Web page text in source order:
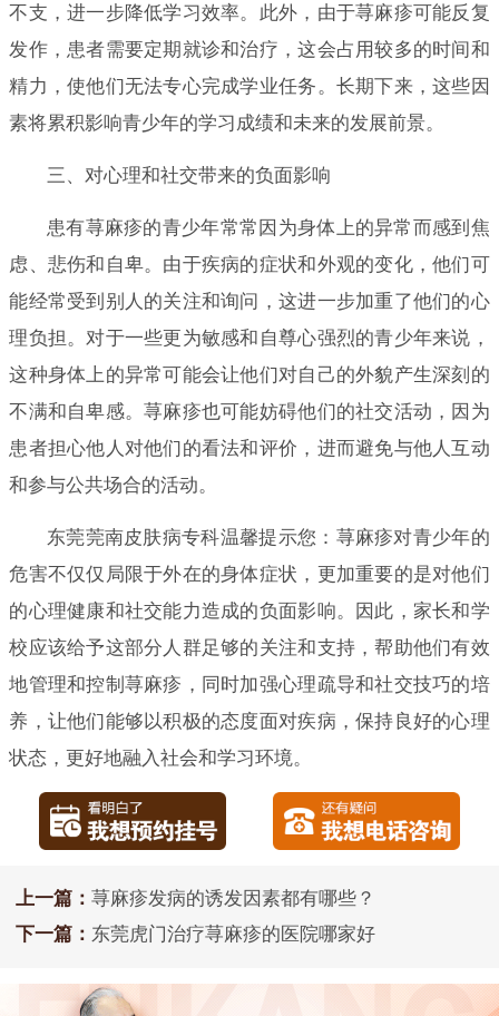
不支，进一步降低学习效率。此外，由于荨麻疹可能反复
发作，患者需要定期就诊和治疗，这会占用较多的时间和
精力，使他们无法专心完成学业任务。长期下来，这些因
素将累积影响青少年的学习成绩和未来的发展前景。
三、对心理和社交带来的负面影响
患有荨麻疹的青少年常常因为身体上的异常而感到焦
虑、悲伤和自卑。由于疾病的症状和外观的变化，他们可
能经常受到别人的关注和询问，这进一步加重了他们的心
理负担。对于一些更为敏感和自尊心强烈的青少年来说，
这种身体上的异常可能会让他们对自己的外貌产生深刻的
不满和自卑感。荨麻疹也可能妨碍他们的社交活动，因为
患者担心他人对他们的看法和评价，进而避免与他人互动
和参与公共场合的活动。
东莞莞南皮肤病专科温馨提示您：荨麻疹对青少年的
危害不仅仅局限于外在的身体症状，更加重要的是对他们
的心理健康和社交能力造成的负面影响。因此，家长和学
校应该给予这部分人群足够的关注和支持，帮助他们有效
地管理和控制荨麻疹，同时加强心理疏导和社交技巧的培
养，让他们能够以积极的态度面对疾病，保持良好的心理
状态，更好地融入社会和学习环境。
上一篇： 荨麻疹发病的诱发因素都有哪些？
下一篇： 东莞虎门治疗荨麻疹的医院哪家好